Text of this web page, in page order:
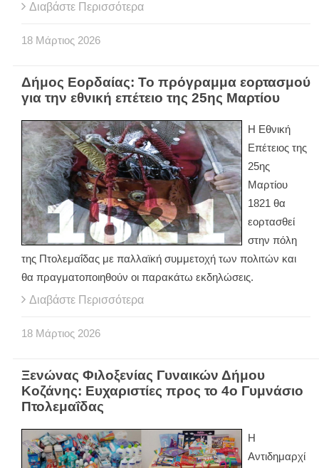
Διαβάστε Περισσότερα
18 Μάρτιος 2026
Δήμος Εορδαίας: Το πρόγραμμα εορτασμού
για την εθνική επέτειο της 25ης Μαρτίου
Η Εθνική
Επέτειος της
25ης
Μαρτίου
1821 θα
εορτασθεί
στην πόλη
της Πτολεμαΐδας με παλλαϊκή συμμετοχή των πολιτών και
θα πραγματοποιηθούν οι παρακάτω εκδηλώσεις.
Διαβάστε Περισσότερα
18 Μάρτιος 2026
Ξενώνας Φιλοξενίας Γυναικών Δήμου
Κοζάνης: Ευχαριστίες προς το 4ο Γυμνάσιο
Πτολεμαΐδας
Η
Αντιδημαρχί